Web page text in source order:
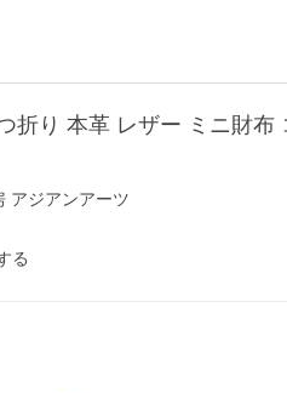
折り 本革 レザー ミニ財
アジアンアーツ
る